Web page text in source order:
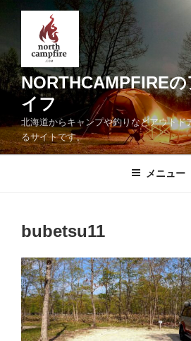
ン
ツ
へ
キ
ッ
NORTHCAMPFIRE
イフ
北海道からキャンプや釣りなどアウトド
るサイトです。
メニュー
bubetsu11